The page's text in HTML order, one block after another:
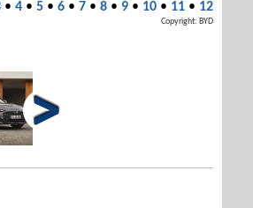
• 4 • 5 • 6 • 7 • 8 • 9 • 10 • 11 • 12
Copyright: BYD